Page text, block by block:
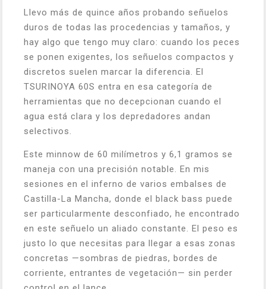
Llevo más de quince años probando señuelos
duros de todas las procedencias y tamaños, y
hay algo que tengo muy claro: cuando los peces
se ponen exigentes, los señuelos compactos y
discretos suelen marcar la diferencia. El
TSURINOYA 60S entra en esa categoría de
herramientas que no decepcionan cuando el
agua está clara y los depredadores andan
selectivos.
Este minnow de 60 milímetros y 6,1 gramos se
maneja con una precisión notable. En mis
sesiones en el inferno de varios embalses de
Castilla-La Mancha, donde el black bass puede
ser particularmente desconfiado, he encontrado
en este señuelo un aliado constante. El peso es
justo lo que necesitas para llegar a esas zonas
concretas —sombras de piedras, bordes de
corriente, entrantes de vegetación— sin perder